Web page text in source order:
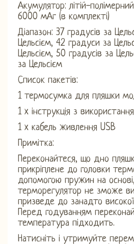
Акумулятор: літій-
6000 мАг (в комплекті)
Діапазон: 37 градусів за
Цельсієм, 42 градуси за
Цельсієм, 50 градусів за
за Цельсієм
Список пакетів:
1 термосумка для пляшки
1 x інструкція з використання
1 x кабель живлення USB
Примітка:
Переконайтеся, що дно
прикріплене до головки
допомогою пружин на
терморегулятор не зможе
призведе до занадто
Перед годуванням
температура підходить.
Натисніть і утримуйте